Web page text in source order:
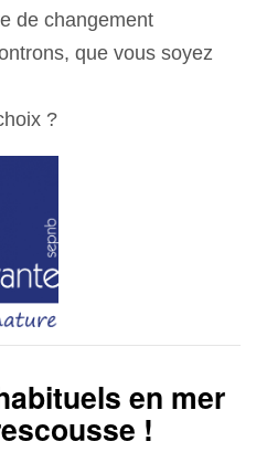
de changement
que vous soyez
?
en mer
!